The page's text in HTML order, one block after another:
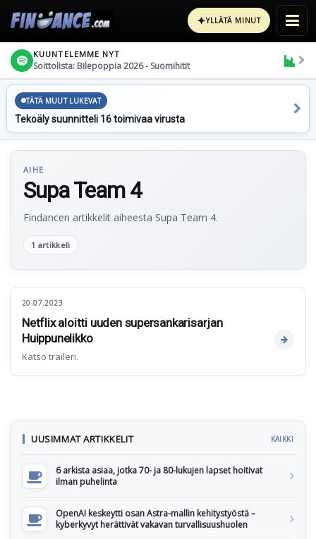
✦YLLÄTÄ MINUT
KUUNTELEMME NYT
Soittolista: Bilepoppia 2026 - Suomihitit
TÄTÄ MUUT LUKEVAT
Tekoäly suunnitteli 16 toimivaa virusta
AIHE
Supa Team 4
Findancen artikkelit aiheesta Supa Team 4.
1 artikkeli
20.07.2023
Netflix aloitti uuden supersankarisarjan
Huippunelikko
Katso traileri.
UUSIMMAT ARTIKKELIT KAIKKI
6 arkista asiaa, jotka 70- ja 80-lukujen lapset hoitivat
ilman puhelinta
OpenAI keskeytti osan Astra-mallin kehitystyöstä –
kyberkyvyt herättivät vakavan turvallisuushuolen